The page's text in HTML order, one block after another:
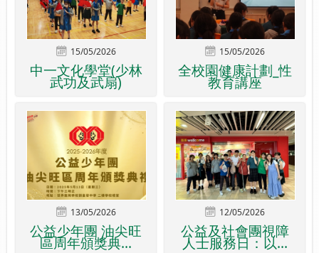
15/05/2026
中一文化學堂(少林
武功及武扇)
15/05/2026
全校園健康計劃_性
教育講座
13/05/2026
公益少年團 油尖旺
區周年頒獎典...
12/05/2026
公益及社會團視障
人士服務日：以...